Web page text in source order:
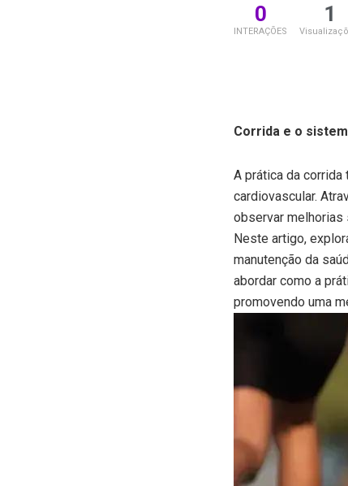
0
INTERAÇÕES
1
Corrida e o
A prática da
cardiovascular.
observar melhorias
Neste artigo,
manutenção da
abordar como a
promovendo uma